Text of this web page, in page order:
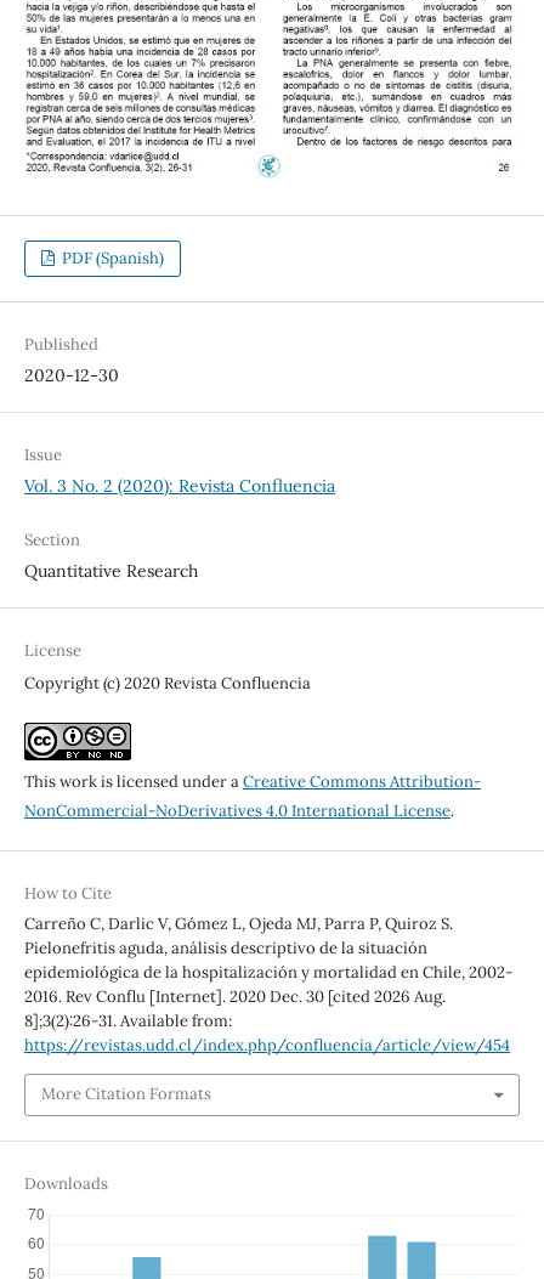
PDF (Spanish)
Published
2020-12-30
Issue
Vol. 3 No. 2 (2020): Revista Confluencia
Section
Quantitative Research
License
Copyright (c) 2020 Revista Confluencia
This work is licensed under aCreative Commons Attribution-
NonCommercial-NoDerivatives 4.0 International License.
How to Cite
Carreño C, Darlic V, Gómez L, Ojeda MJ, Parra P, Quiroz S.
Pielonefritis aguda, análisis descriptivo de la situación
epidemiológica de la hospitalización y mortalidad en Chile, 2002-
2016. Rev Conflu [Internet]. 2020 Dec. 30 [cited 2026 Aug.
8];3(2):26-31. Available from:
https://revistas.udd.cl/index.php/confluencia/article/view/454
More Citation Formats
Downloads